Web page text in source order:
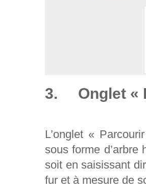
3. Onglet «
L’onglet «
sous forme d’arbre
soit en saisissant
fur et à mesure de